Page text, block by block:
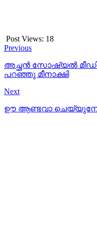
Post Views: 18
Previous
അച്ഛൻ സോഷ്യൽ
പറഞ്ഞു മീനാക്ഷി
Next
ഊ ആണ്ടവാ